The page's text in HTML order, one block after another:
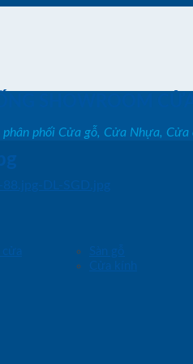
Sàn gỗ
Cửa kính
phân phối Cửa gỗ, Cửa Nhựa,
DL-SGD.jpg